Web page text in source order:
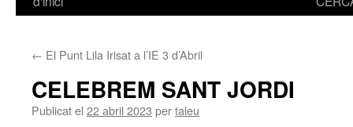
← El Punt Lila Irisat a l’IE 3 d’Abril
CELEBREM SANT JORDI
Publicat el 22 abril 2023 pertaleu